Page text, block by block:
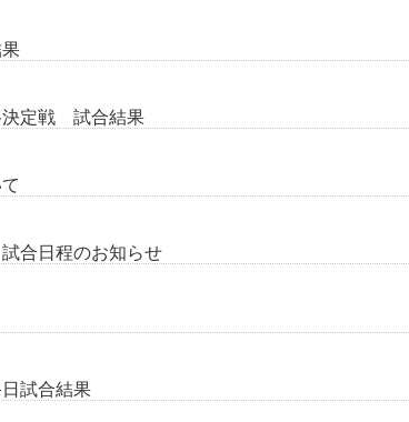
決定戦 試合結果
合日程のお知らせ
試合結果